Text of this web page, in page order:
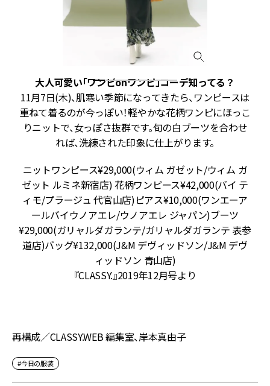
大人可愛い「ワンピonワンピ」コーデ知ってる？
11月7日(木)、肌寒い季節になってきたら、ワンピースは
重ねて着るのが今っぽい！軽やかな花柄ワンピにほっこ
りニットで、女っぽさ抜群です。旬の白ブーツを合わせ
れば、洗練された印象に仕上がります。
ニットワンピース¥29,000(ウィム ガゼット/ウィム ガ
ゼット ルミネ新宿店) 花柄ワンピース¥42,000(バイ テ
ィモ/プラージュ 代官山店)ピアス¥10,000(ワンエーア
ールバイウノアエレ/ウノアエレ ジャパン)ブーツ
¥29,000(ガリャルダガランテ/ガリャルダガランテ 表参
道店)バッグ¥132,000(J&M デヴィッドソン/J&M デヴ
ィッドソン 青山店)
『CLASSY.』2019年12月号より
再構成／CLASSY.WEB 編集室、岸本真由子
#今日の服装